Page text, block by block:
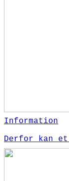
Information
Derfor kan